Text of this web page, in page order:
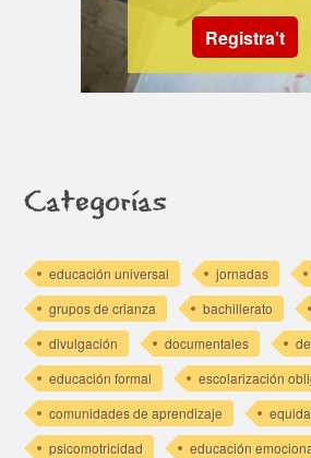
Registra't
Categorías
educación universal jornadas
grupos de crianza
bachillerato
divulgación
documentales
educación formal
escolarización
comunidades de aprendizaje
psicomotricidad
educación